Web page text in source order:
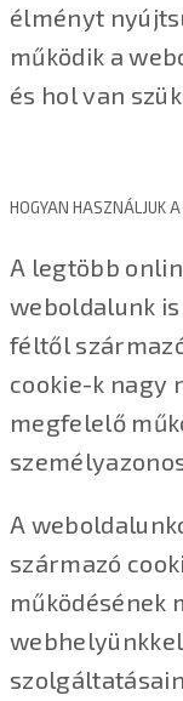
élményt
működik a
és hol van
HOGYAN HASZNÁLJUK A
A legtöbb
weboldalunk
féltől
cookie-k nagy
megfelelő
A
származó
működésének